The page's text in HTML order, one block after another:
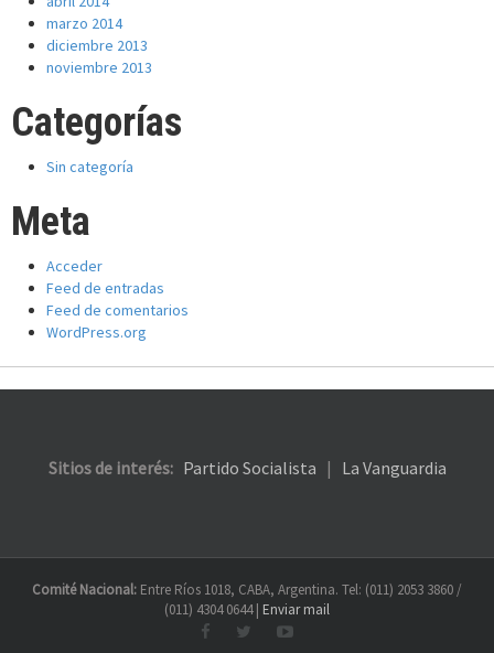
marzo 2014
diciembre 2013
noviembre 2013
Categorías
Sin categoría
Meta
Acceder
Feed de entradas
Feed de comentarios
WordPress.org
Sitios de interés: Partido Socialista | La Vanguardia
Comité Nacional: Entre Ríos 1018, CABA, Argentina. Tel: (011) 2053 3860 /
(011) 4304 0644 | Enviar mail